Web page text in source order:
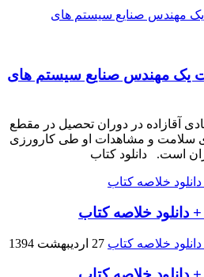
یک مهندس صنایع سیستم های
آقازاده در دوران تحصیل در مقطع
سلامت و مشاهدات او طی کارورزی
است. دانلود کتاب
خلاصه کتاب
27 اردیبهشت 1394